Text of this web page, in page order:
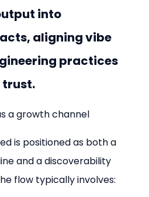
into
aligning vibe
practices
trust.
a growth channel
is positioned as both a
and a discoverability
flow typically involves: